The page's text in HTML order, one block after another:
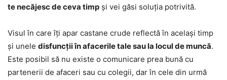
te necăjesc de ceva timp și vei găsi soluția potrivită.
Visul în care îți apar castane crude reflectă în același timp
și unele disfuncții în afacerile tale sau la locul de muncă.
Este posibil să nu existe o comunicare prea bună cu
partenerii de afaceri sau cu colegii, dar în cele din urmă